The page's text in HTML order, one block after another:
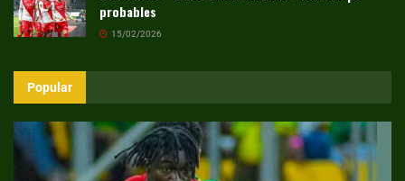
probables
15/02/2026
Popular